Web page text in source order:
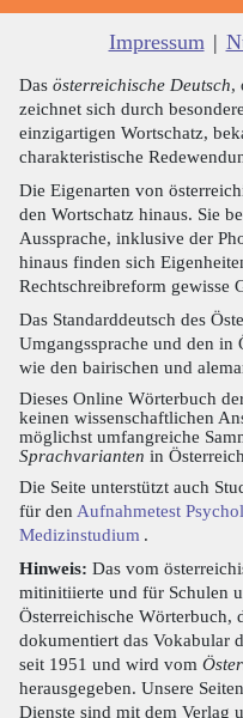
Impressum |
Das österreichische Deutsch,
zeichnet sich durch
einzigartigen Wortschatz,
charakteristische
Die Eigenarten von
den Wortschatz hinaus. Sie
Aussprache, inklusive der
hinaus finden sich
Rechtschreibreform gewisse
Das Standarddeutsch des
Umgangssprache und den in
wie den bairischen und
Dieses Online Wörterbuch
keinen wissenschaftlichen
möglichst umfangreiche
Sprachvarianten in
Die Seite unterstützt auch
für den Aufnahmetest
Medizinstudium .
Hinweis: Das vom
mitinitiierte und für Schulen
Österreichische Wörterbuch,
dokumentiert das Vokabular
seit 1951 und wird vom
herausgegeben. Unsere
Dienste sind mit dem Verlag